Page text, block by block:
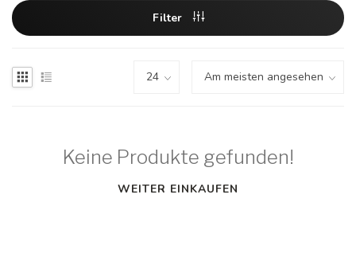
Filter
Keine Produkte gefunden!
WEITER EINKAUFEN